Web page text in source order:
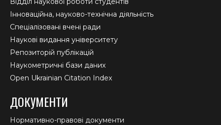
Інноваційна, науково-технічна діяльність
Спеціалізовані вчені ради
Наукові видання університету
Репозиторій публікацій
Наукометричні бази даних
Open Ukrainian Citation Index
ДОКУМЕНТИ
Нормативно-правові документи